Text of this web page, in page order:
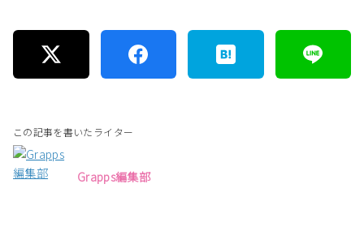
この記事を書いたライター
Grapps編集部